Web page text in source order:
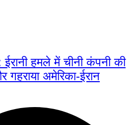
ईरानी हमले में चीनी कंपनी की
गहराया अमेरिका-ईरान